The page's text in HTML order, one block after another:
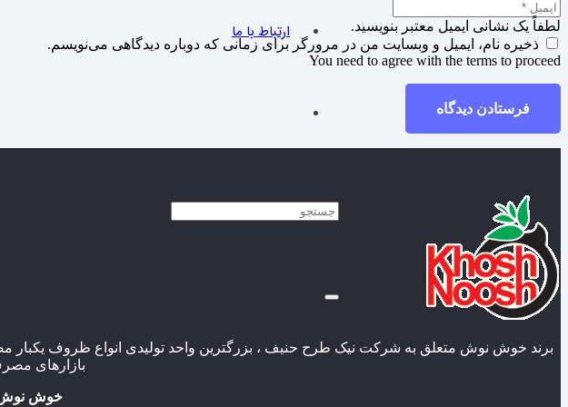
ارتباط با ما
لطفاً یک نشانی ایمیل معتبر بنویسید.
ذخیره نام، ایمیل و وبسایت من در مرورگر برای زمانی که دوباره دیدگاهی می‌نویسم.
You need to agree with the terms to proceed
فرستادن دیدگاه
برند خوش نوش متعلق به شرکت نیک طرح حنیف ، بزرگترین واحد تولیدی انواع ظروف یکبار
بازارهای
خوش نوش